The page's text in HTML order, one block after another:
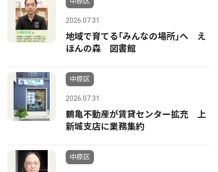
2026.07.31
地域で育てる｢みんなの場所｣へ え
ほんの森 図書館
中原区
2026.07.31
鶴亀不動産が賃貸センター拡充 上
新城支店に業務集約
中原区